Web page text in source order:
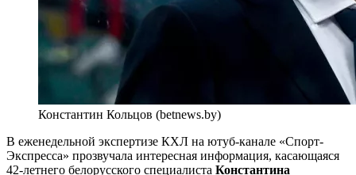
Константин Кольцов (betnews.by)
В еженедельной экспертизе КХЛ на ютуб-канале «Спорт-
Экспресса» прозвучала интересная информация, касающаяся
42-летнего белорусского специалиста Константина